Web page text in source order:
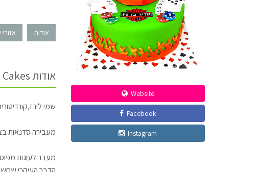
Website
Facebook
Instagram
אודות
אודות Liraz Cakes
שמי
מעבירה סדנאות
מעבר לעוגות